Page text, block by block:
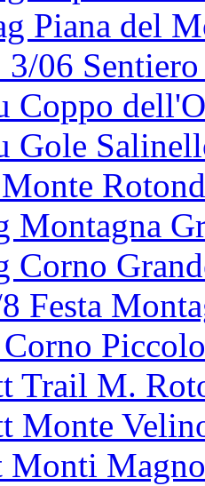
Piana del
3/06
Coppo
Gole
Montagna
Corno
Festa
Piccolo
Trail M.
Monte
Monti